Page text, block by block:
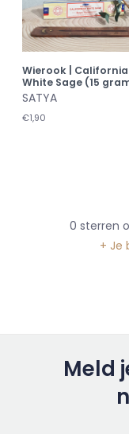
Wierook |
White Sage (15
SATYA
€1,90
0 sterren
+ Je
Meld